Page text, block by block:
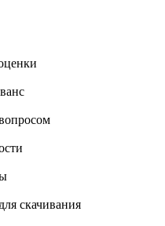
скачивания